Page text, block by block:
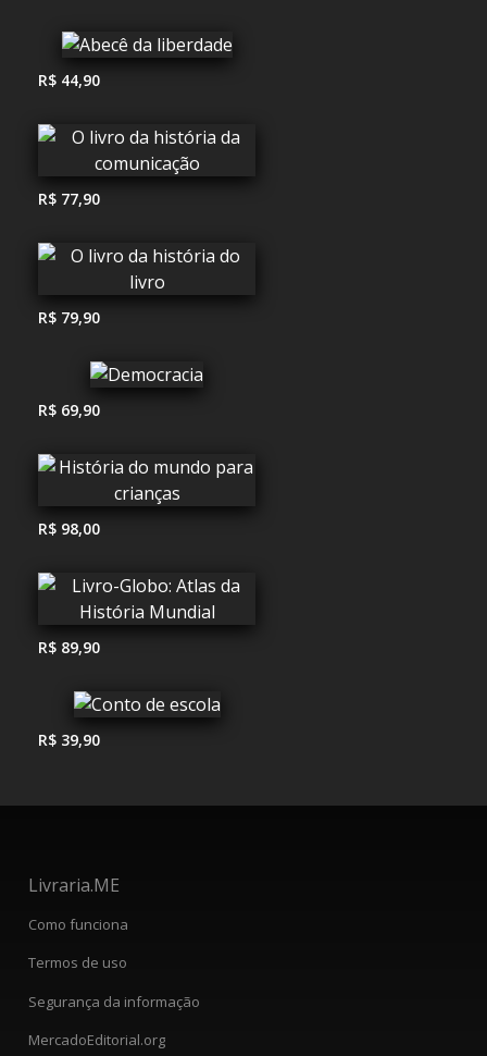
R$ 44,90
R$ 77,90
R$ 79,90
R$ 69,90
R$ 98,00
R$ 89,90
R$ 39,90
Livraria.ME
Como funciona
Termos de uso
Segurança da informação
MercadoEditorial.org